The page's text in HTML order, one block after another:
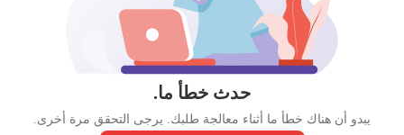
حدث خطأ ما.
يبدو أن هناك خطأ ما أثناء معالجة طلبك. يرجى التحقق مرة أخرى.